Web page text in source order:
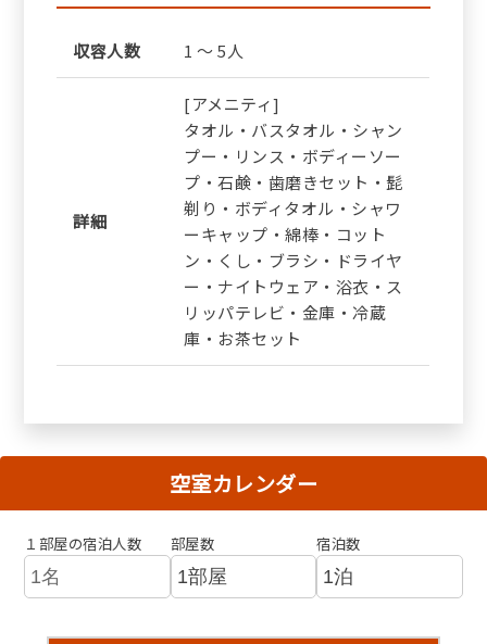
収容人数 1 ～ 5人
詳細
[アメニティ]
タオル・バスタオル・シャン
プー・リンス・ボディーソー
プ・石鹸・歯磨きセット・髭
剃り・ボディタオル・シャワ
ーキャップ・綿棒・コット
ン・くし・ブラシ・ドライヤ
ー・ナイトウェア・浴衣・ス
リッパテレビ・金庫・冷蔵
庫・お茶セット
空室カレンダー
１部屋の宿泊人数 部屋数 宿泊数